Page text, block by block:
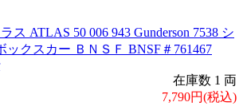
ス ATLAS 50 006 943 Gunderson 7538 シ
ックスカー ＢＮＳＦ BNSF＃761467
在庫数 1 両
7,790円(税込)